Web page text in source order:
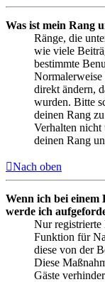
Was ist mein Rang
Ränge, die
wie viele
bestimmte
Normalerweise
direkt ändern,
wurden. Bitte
deinen Rang
Verhalten
deinen Rang
Nach oben
Wenn ich bei
werde ich
Nur
Funktion für
diese von der
Diese
Gäste